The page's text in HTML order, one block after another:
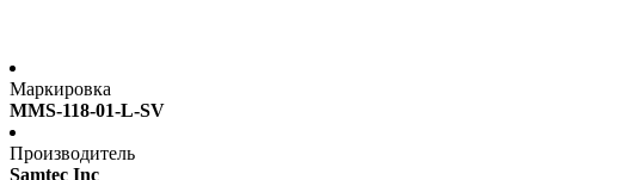
Маркировка
MMS-118-01-L-SV
Производитель
Samtec Inc